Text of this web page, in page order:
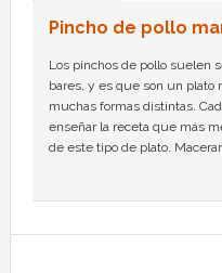
Pincho de pollo
Los pinchos de pollo suelen
bares, y es que son un plato
muchas formas distintas.
enseñar la receta que más
de este tipo de plato.